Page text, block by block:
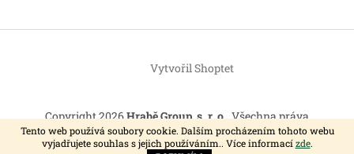
Tento web používá soubory cookie. Dalším procházením tohoto webu
vyjadřujete souhlas s jejich používáním.. Více informacízde.
Z
í
Vytvořil Shoptet
Copyright 2026Hrabě Group, s. r. o.. Všechna práva
vyhrazena.